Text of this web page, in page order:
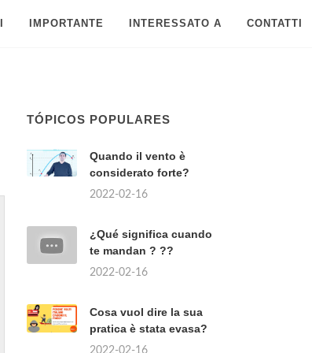
IMPORTANTE INTERESSATO A CONTATTI
TÓPICOS POPULARES
Quando il vento è
considerato forte?
2022-02-16
¿Qué significa cuando
te mandan ? ??
2022-02-16
Cosa vuol dire la sua
pratica è stata evasa?
2022-02-16